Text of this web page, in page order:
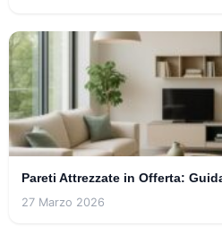
Pareti Attrezzate in Offerta:
27 Marzo 2026